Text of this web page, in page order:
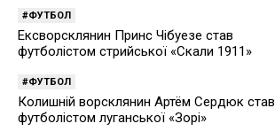
ФУТБОЛ
Ексворсклянин Принс Чібуезе став
футболістом стрийської «Скали 1911»
ФУТБОЛ
Колишній ворсклянин Артём Сердюк став
футболістом луганської «Зорі»